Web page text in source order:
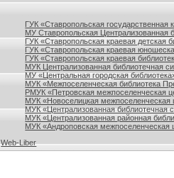
ГУК «Ставропольская
МУ Ставропольская Централизованная
ГУК «Ставропольская краевая детская
ГУК «Ставропольская краевая
ГУК «Ставропольская краевая
МУК Централизованная библиотечная
МУ «Центральная городская
МУК «Межпоселенческая библиотека
РМУК «Петровская межпоселенческая
МУК «Новоселицкая межпоселенческая
МУК «Централизованная библиотечная
МУК «Централизованная районная
МУК «Андроповская межпоселенческая
Web-Liber